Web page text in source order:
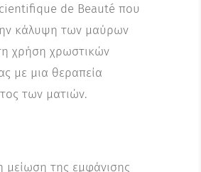
de Beauté που
κάλυψη των μαύρων
χρήση χρωστικών
με μια θεραπεία
των ματιών.
μείωση της εμφάνισης